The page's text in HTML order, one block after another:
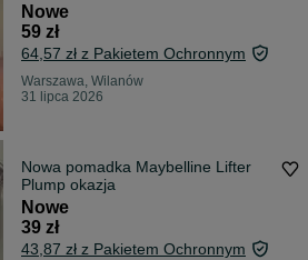
Nowe
59 zł
64,57 zł z Pakietem Ochronnym
Warszawa, Wilanów
31 lipca 2026
Nowa pomadka Maybelline Lifter
Plump okazja
Nowe
39 zł
43,87 zł z Pakietem Ochronnym